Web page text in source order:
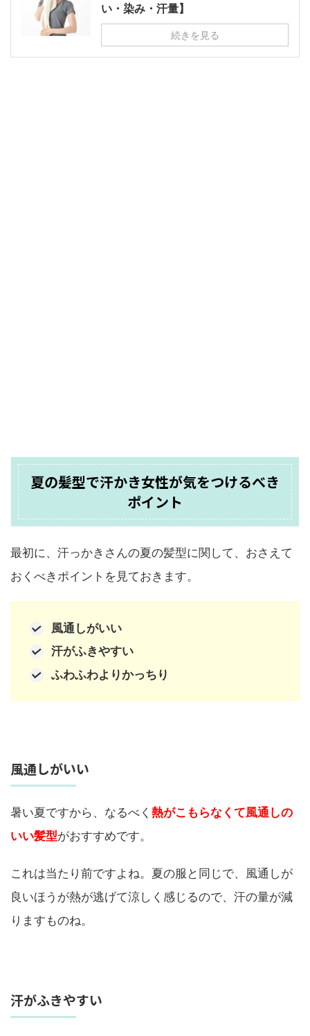
い・染み・汗量】
続きを見る
夏の髪型で汗かき女性が気をつけるべき
ポイント
最初に、汗っかきさんの夏の髪型に関して、おさえて
おくべきポイントを見ておきます。
風通しがいい
汗がふきやすい
ふわふわよりかっちり
風通しがいい
暑い夏ですから、なるべく 熱がこもらなくて風通しの
いい髪型がおすすめです。
これは当たり前ですよね。夏の服と同じで、風通しが
良いほうが熱が逃げて涼しく感じるので、汗の量が減
りますものね。
汗がふきやすい